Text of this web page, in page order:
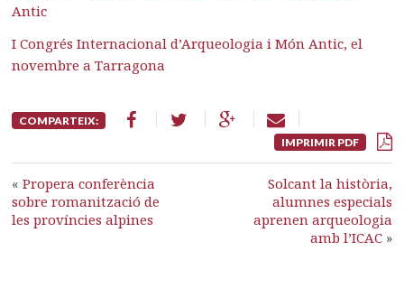
Antic
I Congrés Internacional d’Arqueologia i Món Antic, el
novembre a Tarragona
COMPARTEIX:
IMPRIMIR PDF
«Propera conferència
sobre romanització de
les províncies alpines
Solcant la història,
alumnes especials
aprenen arqueologia
amb l’ICAC»